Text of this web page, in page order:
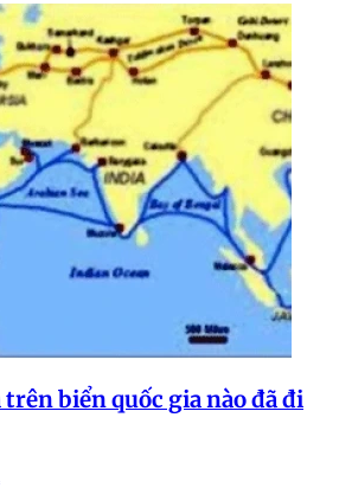
biển quốc gia nào đã đi